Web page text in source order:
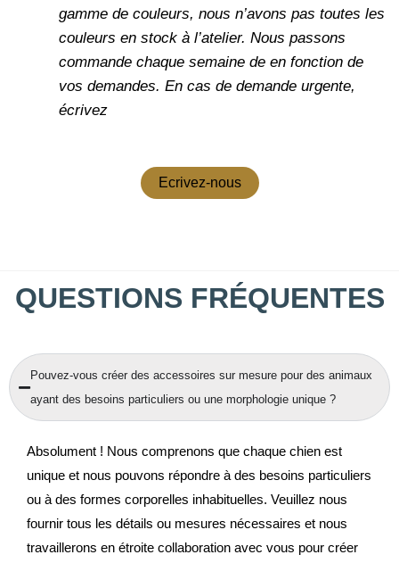
gamme de couleurs, nous n’avons pas toutes les
couleurs en stock à l’atelier. Nous passons
commande chaque semaine de en fonction de
vos demandes. En cas de demande urgente,
écrivez
Ecrivez-nous
QUESTIONS FRÉQUENTES
Pouvez-vous créer des accessoires sur mesure pour des animaux
ayant des besoins particuliers ou une morphologie unique ?
Absolument ! Nous comprenons que chaque chien est
unique et nous pouvons répondre à des besoins particuliers
ou à des formes corporelles inhabituelles. Veuillez nous
fournir tous les détails ou mesures nécessaires et nous
travaillerons en étroite collaboration avec vous pour créer